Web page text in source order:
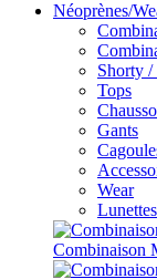
Néoprènes/
Shorty /
Tops
Gants
Wear
Lunettes
Combinaison